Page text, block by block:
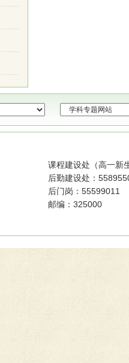
课程建设处（高一新
后勤建设处：
后门岗：55599011
邮编：325000